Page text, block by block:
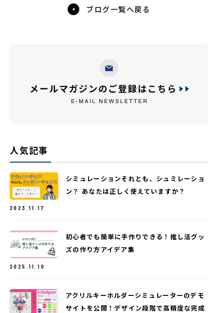
ブログ一覧へ戻る
人気記事
2023.11.17
シミュレーションそれとも、シュミレーショ
ン？ あなたは正しく使えていますか？
2025.11.10
初心者でも簡単に手作りできる！推し活グッ
ズの作り方アイデア集
アクリルキーホルダーシミュレーターのデモ
サイトを公開！デザイン段階で高精度な完成